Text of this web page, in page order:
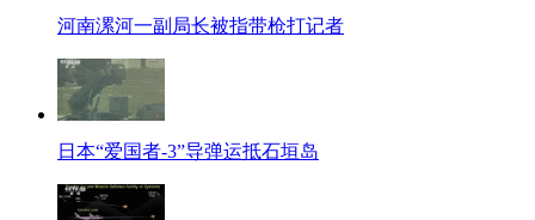
河南漯河一副局长被指带枪打记者
日本“爱国者-3”导弹运抵石垣岛